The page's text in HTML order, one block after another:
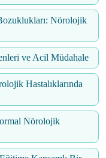
Nörolojik
ve Acil Müdahale
Hastalıklarında
Nörolojik